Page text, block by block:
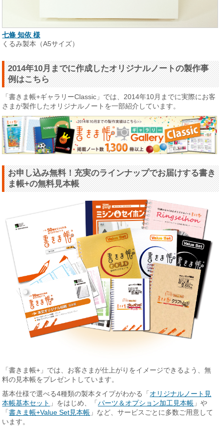
七條 知依 様
くるみ製本（A5サイズ）
2014年10月までに作成したオリジナルノートの製作事
例はこちら
「書きま帳+ギャラリーClassic」では、2014年10月までに実際にお客
さまが製作したオリジナルノートを一部紹介しています。
お申し込み無料！充実のラインナップでお届けする書き
ま帳+の無料見本帳
「書きま帳+」では、お客さまが仕上がりをイメージできるよう、無
料の見本帳をプレゼントしています。
基本仕様で選べる4種類の製本タイプがわかる「 オリジナルノート見
本帳基本セット 」をはじめ、「パーツ＆オプション加工見本帳 」や
「書きま帳+Value Set見本帳 」など、サービスごとに多数ご用意して
います。